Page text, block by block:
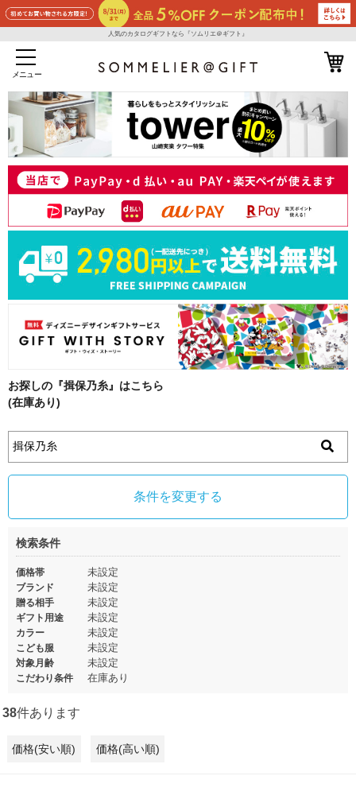
人気のカタログギフトなら『ソムリエ＠ギフト』
メニュー
お探しの『揖保乃糸』はこちら
(在庫あり)
条件を変更する
検索条件
価格帯 未設定
ブランド 未設定
贈る相手 未設定
ギフト用途 未設定
カラー 未設定
こども服 未設定
対象月齢 未設定
こだわり条件 在庫あり
38件あります
価格(安い順) 価格(高い順)